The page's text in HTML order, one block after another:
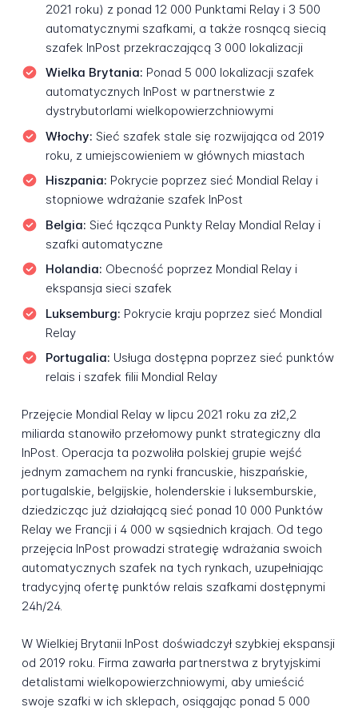
2021 roku) z ponad 12 000 Punktami Relay i 3 500
automatycznymi szafkami, a także rosnącą siecią
szafek InPost przekraczającą 3 000 lokalizacji
Wielka Brytania: Ponad 5 000 lokalizacji szafek
automatycznych InPost w partnerstwie z
dystrybutorlami wielkopowierzchniowymi
Włochy: Sieć szafek stale się rozwijająca od 2019
roku, z umiejscowieniem w głównych miastach
Hiszpania: Pokrycie poprzez sieć Mondial Relay i
stopniowe wdrażanie szafek InPost
Belgia: Sieć łącząca Punkty Relay Mondial Relay i
szafki automatyczne
Holandia: Obecność poprzez Mondial Relay i
ekspansja sieci szafek
Luksemburg: Pokrycie kraju poprzez sieć Mondial
Relay
Portugalia: Usługa dostępna poprzez sieć punktów
relais i szafek filii Mondial Relay
Przejęcie Mondial Relay w lipcu 2021 roku za zł2,2
miliarda stanowiło przełomowy punkt strategiczny dla
InPost. Operacja ta pozwoliła polskiej grupie wejść
jednym zamachem na rynki francuskie, hiszpańskie,
portugalskie, belgijskie, holenderskie i luksemburskie,
dziedzicząc już działającą sieć ponad 10 000 Punktów
Relay we Francji i 4 000 w sąsiednich krajach. Od tego
przejęcia InPost prowadzi strategię wdrażania swoich
automatycznych szafek na tych rynkach, uzupełniając
tradycyjną ofertę punktów relais szafkami dostępnymi
24h/24.
W Wielkiej Brytanii InPost doświadczył szybkiej ekspansji
od 2019 roku. Firma zawarła partnerstwa z brytyjskimi
detalistami wielkopowierzchniowymi, aby umieścić
swoje szafki w ich sklepach, osiągając ponad 5 000